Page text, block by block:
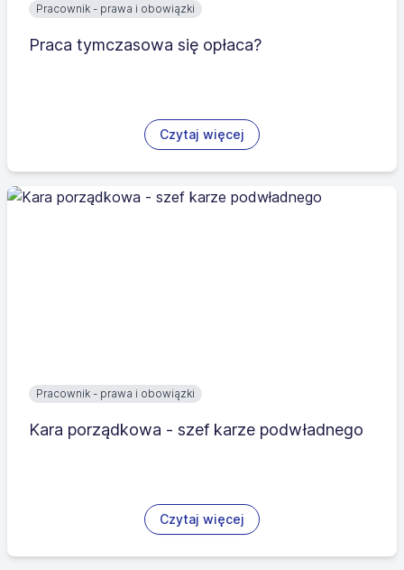
Pracownik - prawa i obowiązki
Praca tymczasowa się opłaca?
Czytaj więcej
Pracownik - prawa i obowiązki
Kara porządkowa - szef karze podwładnego
Czytaj więcej